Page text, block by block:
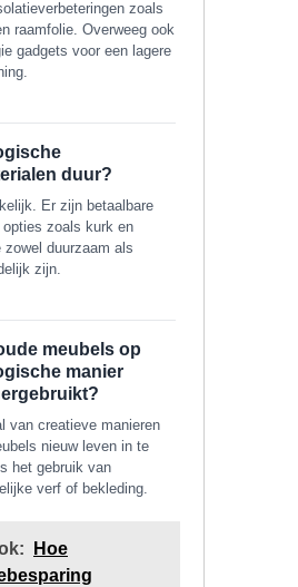
zoals
raamfolie. Overweeg ook
gadgets voor een lagere
duur?
Er zijn betaalbare
zoals kurk en
zowel duurzaam als
zijn.
meubels op
manier
van creatieve manieren
nieuw leven in te
het gebruik van
verf of bekleding.
Hoe